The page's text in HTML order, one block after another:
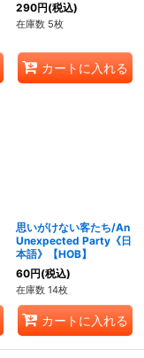
290円(税込)
在庫数 5枚
カートに入れる
思いがけない客たち/An
Unexpected Party《日
本語》【HOB】
60円(税込)
在庫数 14枚
カートに入れる